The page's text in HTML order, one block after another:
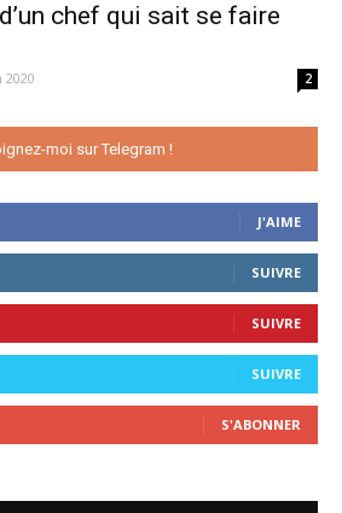
chef qui sait se faire
2020 2
moi sur Telegram !
J'AIME
SUIVRE
SUIVRE
SUIVRE
S'ABONNER